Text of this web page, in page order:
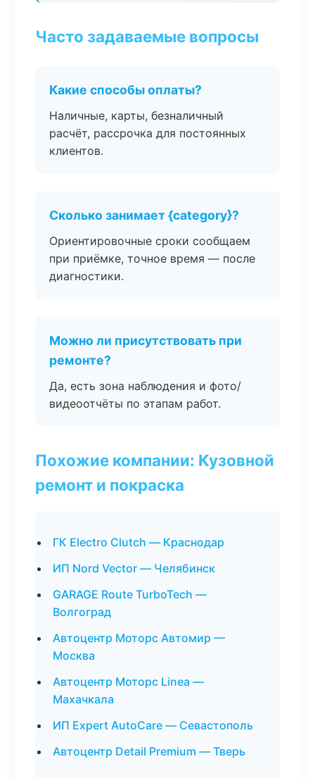
Часто задаваемые вопросы
Какие способы оплаты?
Наличные, карты, безналичный
расчёт, рассрочка для постоянных
клиентов.
Сколько занимает {category}?
Ориентировочные сроки сообщаем
при приёмке, точное время — после
диагностики.
Можно ли присутствовать при
ремонте?
Да, есть зона наблюдения и фото/
видеоотчёты по этапам работ.
Похожие компании: Кузовной
ремонт и покраска
ГК Electro Clutch — Краснодар
ИП Nord Vector — Челябинск
GARAGE Route TurboTech —
Волгоград
Автоцентр Моторс Автомир —
Москва
Автоцентр Моторс Linea —
Махачкала
ИП Expert AutoCare — Севастополь
Автоцентр Detail Premium — Тверь